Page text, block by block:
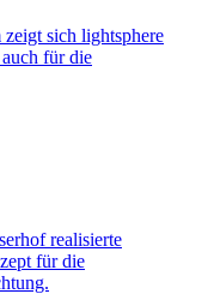
sich lightsphere
für die
realisierte
für die